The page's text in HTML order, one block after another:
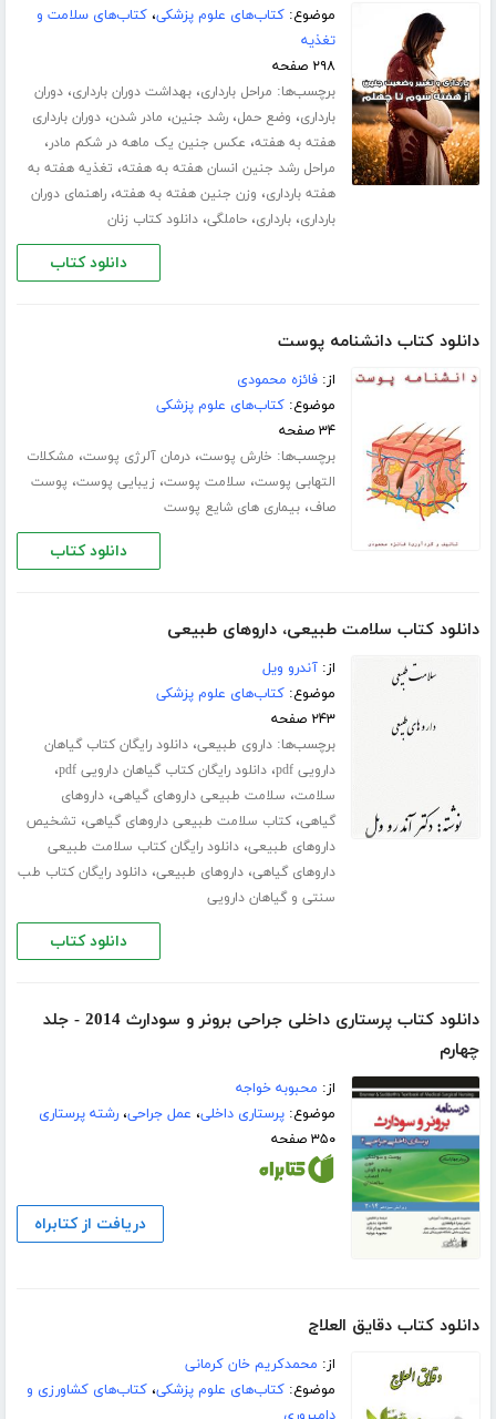
موضوع:کتاب‌های علوم پزشکی،کتاب‌های سلامت و
تغذیه
۲۹۸ صفحه
برچسب‌ها: مراحل بارداری،بهداشت دوران بارداری،دوران
بارداری، وضع حمل،رشد جنین، مادر شدن،دوران بارداری
هفته به هفته، عکس جنین یک ماهه در شکم مادر،
مراحل رشد جنین انسان هفته به هفته، تغذیه هفته به
هفته بارداری، وزن جنین هفته به هفته،راهنمای دوران
بارداری،بارداری،حاملگی،دانلود کتاب زنان
دانلود کتاب
دانلود کتاب دانشنامه پوست
از:فائزه محمودی
موضوع:کتاب‌های علوم پزشکی
۳۴ صفحه
برچسب‌ها: خارش پوست،درمان آلرژی پوست، مشکلات
التهابی پوست، سلامت پوست، زیبایی پوست، پوست
صاف،بیماری های شایع پوست
دانلود کتاب
دانلود کتاب سلامت طبیعی، داروهای طبیعی
از:آندرو ویل
موضوع:کتاب‌های علوم پزشکی
۲۴۳ صفحه
برچسب‌ها:داروی طبیعی،دانلود رایگان کتاب گیاهان
دارویی pdf
،دانلود رایگان کتاب گیاهان دارویی pdf ،
سلامت، سلامت طبیعی داروهای گیاهی،داروهای
گیاهی،کتاب سلامت طبیعی داروهای گیاهی، تشخیص
داروهای طبیعی،دانلود رایگان کتاب سلامت طبیعی
داروهای گیاهی،داروهای طبیعی،دانلود رایگان کتاب طب
سنتی و گیاهان دارویی
دانلود کتاب
دانلود کتاب پرستاری داخلی جراحی برونر و سودارث 2014 - جلد
چهارم
از: محبوبه خواجه
موضوع:پرستاری داخلی، عمل جراحی،رشته پرستاری
۳۵۰ صفحه
دریافت از کتابراه
دانلود کتاب دقایق العلاج
از: محمدکریم خان کرمانی
موضوع:کتاب‌های علوم پزشکی،کتاب‌های کشاورزی و